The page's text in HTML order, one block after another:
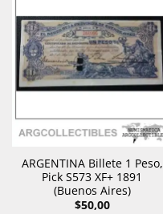
ARGENTINA Billete 1 Peso,
Pick S573 XF+ 1891
(Buenos Aires)
$50,00